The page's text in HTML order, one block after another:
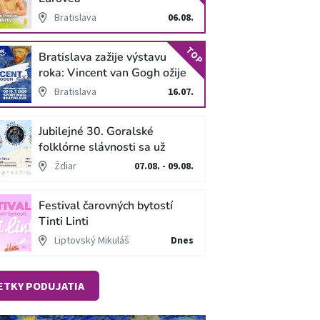
Bratislava 06.08.
Bratislava zažije výstavu
roka: Vincent van Gogh ožije
v unikátnej imerzívnej šou!
Bratislava 16.07.
TOP
Jubilejné 30. Goralské
folklórne slávnosti sa už
blížiaŽdiar 07.08. - 09.08.
Festival čarovných bytostí
Tinti Linti
Liptovský Mikuláš Dnes
PODUJATIA